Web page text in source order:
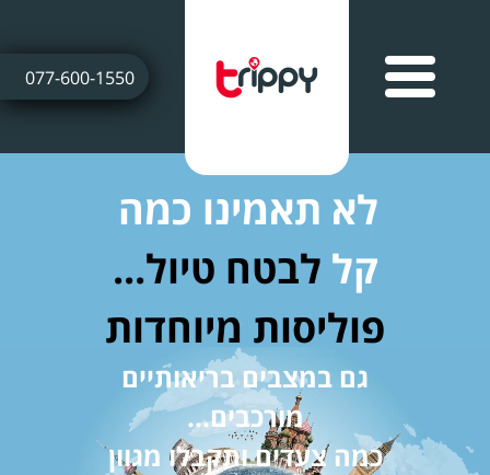
077-600-1550
לא תאמינו כמה
קל לבטח טיול...
פוליסות מיוחדות
גם במצבים בריאותיים
מורכבים...
כמה צעדים ותקבלו מגוון